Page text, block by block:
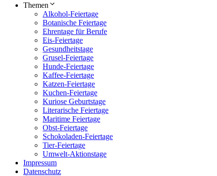
Themen
Alkohol-Feiertage
Botanische Feiertage
Ehrentage für Berufe
Eis-Feiertage
Gesundheitstage
Grusel-Feiertage
Hunde-Feiertage
Kaffee-Feiertage
Katzen-Feiertage
Kuchen-Feiertage
Kuriose Geburtstage
Literarische Feiertage
Maritime Feiertage
Obst-Feiertage
Schokoladen-Feiertage
Tier-Feiertage
Umwelt-Aktionstage
Impressum
Datenschutz